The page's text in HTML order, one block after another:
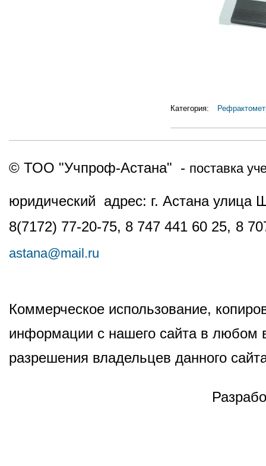
Категория:
© ТОО "Учпроф-Астана" - поставка
юридический адрес: г. Астана
8(7172) 77-20-75, 8 747 441 60 25, 8
astana@mail.ru
Коммерческое использование,
информации с нашего сайта в любом
разрешения владельцев данного